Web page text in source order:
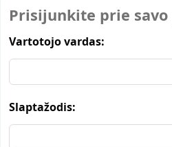
Prisijunkite prie savo
Vartotojo vardas:
Slaptažodis: